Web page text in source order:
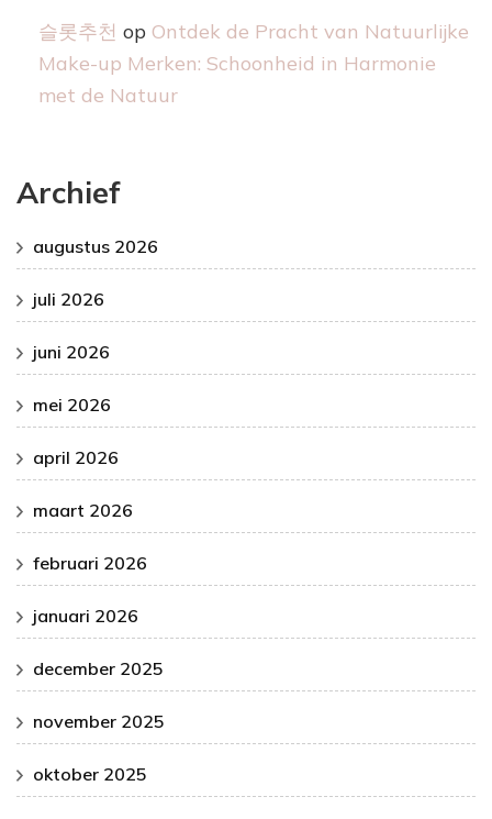
슬롯추천 op Ontdek de Pracht van Natuurlijke
Make-up Merken: Schoonheid in Harmonie
met de Natuur
Archief
augustus 2026
juli 2026
juni 2026
mei 2026
april 2026
maart 2026
februari 2026
januari 2026
december 2025
november 2025
oktober 2025